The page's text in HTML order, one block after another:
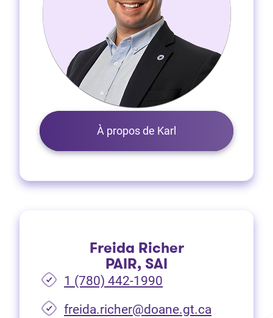
À propos de Karl
Freida Richer
PAIR, SAI
1 (780) 442-1990
freida.richer@doane.gt.ca